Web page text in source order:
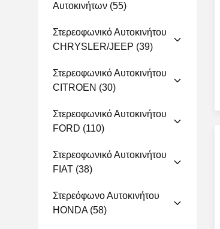
Αυτοκινήτων (55)
Στερεοφωνικό Αυτοκινήτου
CHRYSLER/JEEP (39)
Στερεοφωνικό Αυτοκινήτου
CITROEN (30)
Στερεοφωνικό Αυτοκινήτου
FORD (110)
Στερεοφωνικό Αυτοκινήτου
FIAT (38)
Στερεόφωνο Αυτοκινήτου
HONDA(58)